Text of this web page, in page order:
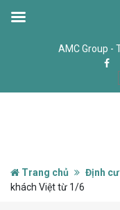
AMC Group -
Trang chủ Định cư
khách Việt từ 1/6